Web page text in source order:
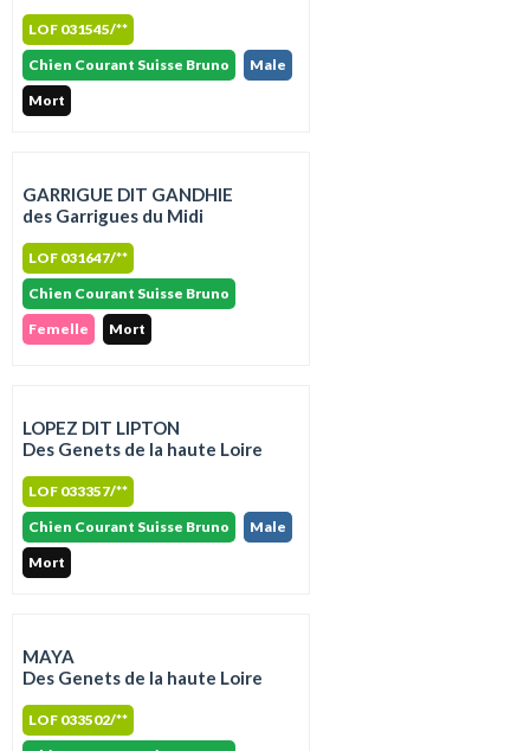
LOF 031545/**
Chien Courant Suisse Bruno
Male
Mort
GARRIGUE DIT GANDHIE
des Garrigues du Midi
LOF 031647/**
Chien Courant Suisse Bruno
Femelle
Mort
LOPEZ DIT LIPTON
Des Genets de la haute Loire
LOF 033357/**
Chien Courant Suisse Bruno
Male
Mort
MAYA
Des Genets de la haute Loire
LOF 033502/**